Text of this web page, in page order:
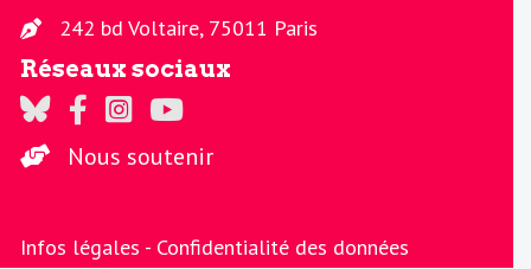
242 bd Voltaire, 75011 Paris
Réseaux sociaux
Regards sur Twitter
Regards sur Facebook
Regards sur Instagram
La chaine Regards sur Youtube
Nous soutenir
Infos légales - Confidentialité des données